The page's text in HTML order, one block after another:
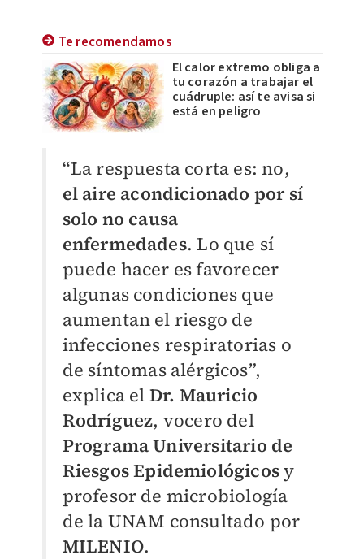
Te recomendamos
El calor extremo obliga a
tu corazón a trabajar el
cuádruple: así te avisa si
está en peligro
“La respuesta corta es: no,
el aire acondicionado por sí
solo no causa
enfermedades. Lo que sí
puede hacer es favorecer
algunas condiciones que
aumentan el riesgo de
infecciones respiratorias o
de síntomas alérgicos”,
explica el Dr. Mauricio
Rodríguez, vocero del
Programa Universitario de
Riesgos Epidemiológicosy
profesor de microbiología
de la UNAM consultado por
MILENIO.